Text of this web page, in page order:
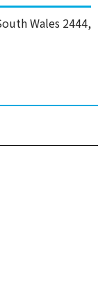
Wales 2444,